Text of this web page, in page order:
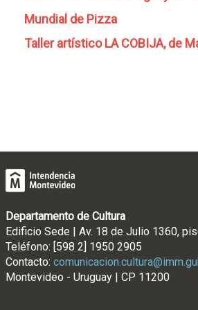
Mundial de Pizza
Taller artístico LA COBIJA, de
Departamento de Cultura
Edificio Sede | Av. 18 de Julio 1360,
Teléfono: [598 2] 1950 2905
Contacto:
Montevideo - Uruguay | CP 11200